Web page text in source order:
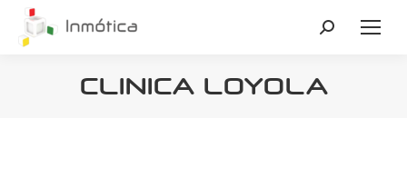
Buscar:
CLINICA LOYOLA